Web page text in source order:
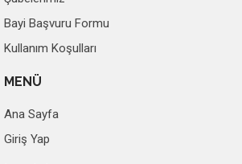
Bayi Başvuru Formu
Kullanım Koşulları
MENÜ
Ana Sayfa
Giriş Yap